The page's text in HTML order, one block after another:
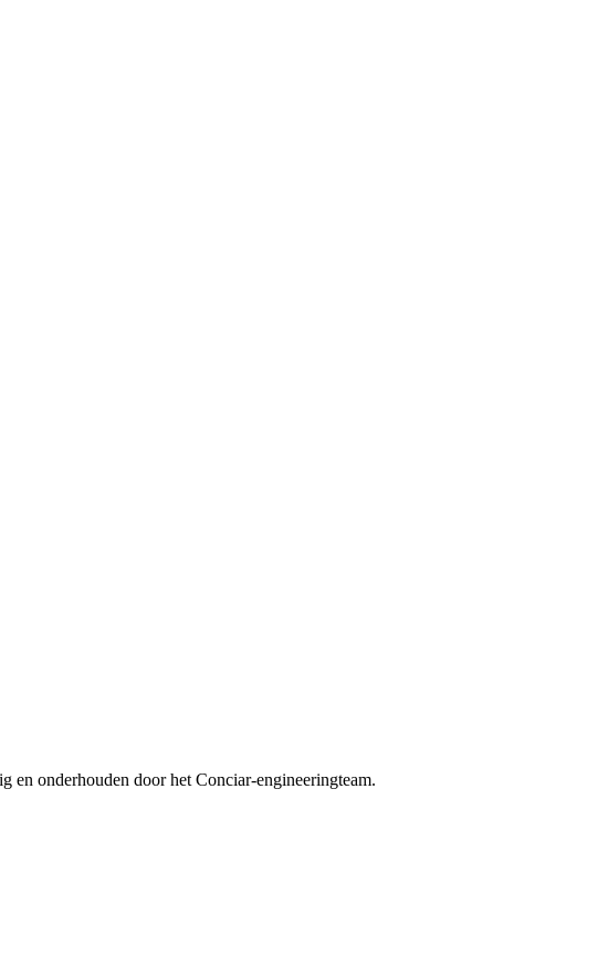
onderhouden door het Conciar-engineeringteam.